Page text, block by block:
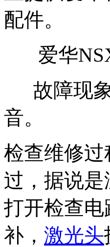
配件。
爱华
故障现象
音。
检查维修
过，据说
打开检查
补， 激光头